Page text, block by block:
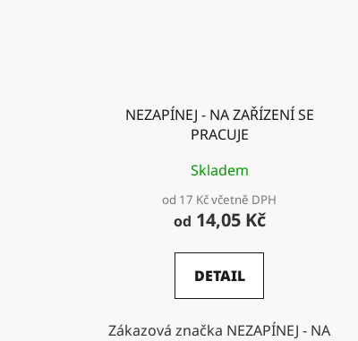
NEZAPÍNEJ - NA ZAŘÍZENÍ SE
PRACUJE
Skladem
od 17 Kč včetně DPH
od 14,05 Kč
DETAIL
Zákazová značka NEZAPÍNEJ - NA